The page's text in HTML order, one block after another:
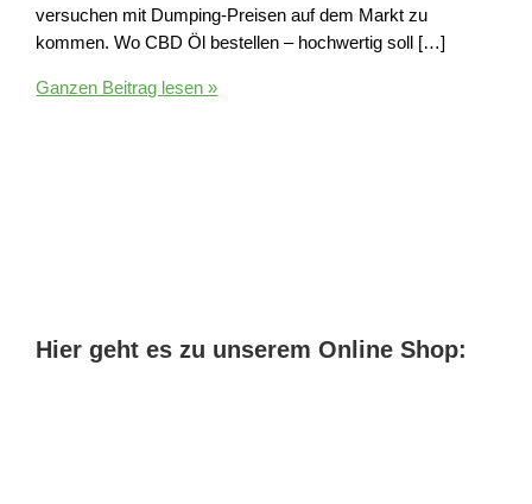
versuchen mit Dumping-Preisen auf dem Markt zu
kommen. Wo CBD Öl bestellen – hochwertig soll […]
Wo
Ganzen Beitrag lesen »
Hier geht es zu unserem Online Shop: